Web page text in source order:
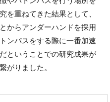
を重ねてきた結果として、
からアンダーハンドを採用
ンパスをする際に一番加速
ということでの研究成果が
がりました。